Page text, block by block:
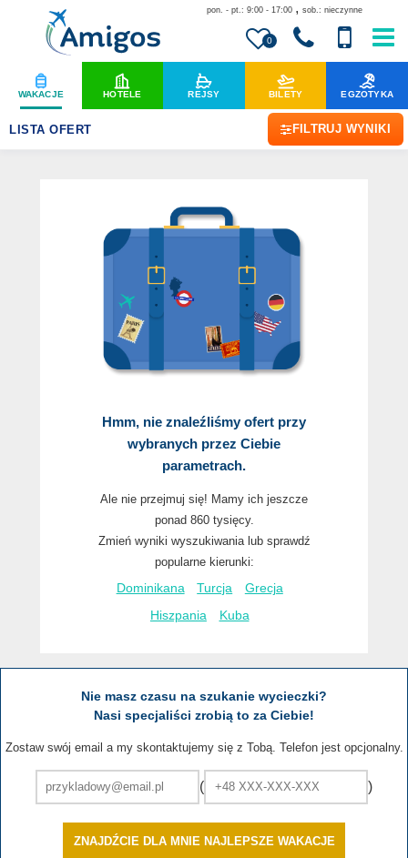
0
pon. - pt.: 9:00 - 17:00 , sob.: nieczynne
WAKACJE HOTELE REJSY BILETY EGZOTYKA
LISTA OFERT FILTRUJ WYNIKI
Hmm, nie znaleźliśmy ofert przy
wybranych przez Ciebie
parametrach.
Ale nie przejmuj się! Mamy ich jeszcze
ponad 860 tysięcy.
Zmień wyniki wyszukiwania lub sprawdź
popularne kierunki:
Dominikana
Turcja Grecja
Hiszpania Kuba
Nie masz czasu na szukanie wycieczki?
Nasi specjaliści zrobią to za Ciebie!
Zostaw swój email a my skontaktujemy się z Tobą. Telefon jest opcjonalny.
( )
ZNAJDŹCIE DLA MNIE NAJLEPSZE WAKACJE